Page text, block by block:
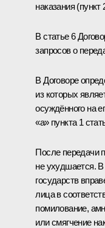
наказания (пункт
В статье 6
запросов о
В Договоре
из которых
осуждённого на
«а» пункта 1
После передачи
не ухудшается.
государств
лица в
помилование,
или смягчение